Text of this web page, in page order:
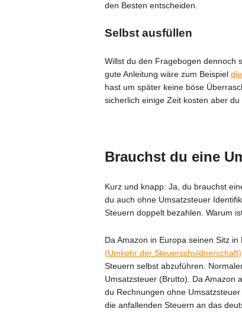
den Besten entscheiden.
Selbst ausfüllen
Willst du den Fragebogen dennoch
gute Anleitung wäre zum Beispiel
hast um später keine böse
sicherlich einige Zeit kosten aber
Brauchst du eine
Kurz und knapp: Ja, du brauchst
du auch ohne Umsatzsteuer
Steuern doppelt bezahlen. Warum
Da Amazon in Europa seinen Sitz
(Umkehr der Steuerschuldnerschaft)
Steuern selbst abzuführen.
Umsatzsteuer (Brutto). Da Amazon
du Rechnungen ohne
die anfallenden Steuern an das